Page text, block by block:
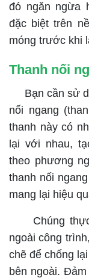
đó ngăn ngừa
đặc biệt trên
móng trước khi
Thanh nối
Bạn cần sử
nối ngang
thanh này có
lại với nhau,
theo phương
thanh nối
mang lại hiệu
Chúng thực
ngoài công
chẽ để chống
bên ngoài.